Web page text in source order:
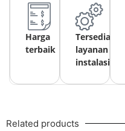
Harga
terbaik
Tersedia
layanan
instalasi
Related products